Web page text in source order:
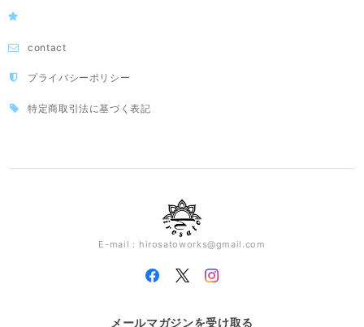
contact
プライバシーポリシー
特定商取引法に基づく表記
E-mail： hirosatoworks@gmail.com
メールマガジンを受け取る